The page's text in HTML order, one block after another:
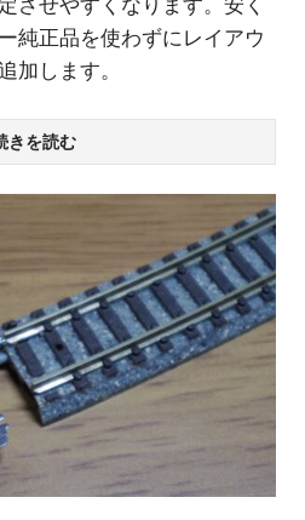
純正品を使わずにレイアウ
加します。
きを読む